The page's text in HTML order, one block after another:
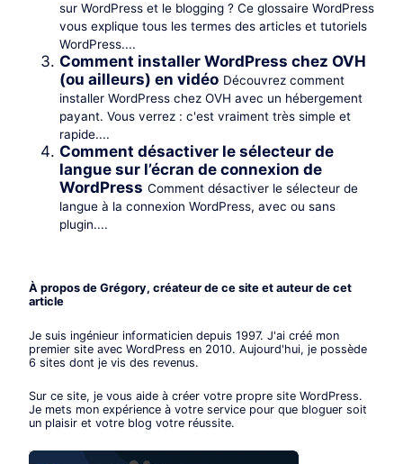
sur WordPress et le blogging ? Ce glossaire WordPress
vous explique tous les termes des articles et tutoriels
WordPress....
Comment installer WordPress chez OVH
(ou ailleurs) en vidéo Découvrez comment
installer WordPress chez OVH avec un hébergement
payant. Vous verrez : c'est vraiment très simple et
rapide....
Comment désactiver le sélecteur de
langue sur l’écran de connexion de
WordPress Comment désactiver le sélecteur de
langue à la connexion WordPress, avec ou sans
plugin....
À propos de Grégory, créateur de ce site et auteur de cet
article
Je suis ingénieur informaticien depuis 1997. J'ai créé mon
premier site avec WordPress en 2010. Aujourd'hui, je possède
6 sites dont je vis des revenus.
Sur ce site, je vous aide à créer votre propre site WordPress.
Je mets mon expérience à votre service pour que bloguer soit
un plaisir et votre blog votre réussite.